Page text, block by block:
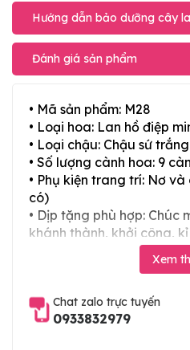
Hướng dẫn bảo dưỡng cây
Đánh giá sản phẩm
• Mã sản phẩm: M28
• Loại hoa: Lan hồ điệp
• Loại chậu: Chậu sứ trắng
• Số lượng cành hoa: 9
• Phụ kiện trang trí: Nơ
có)
• Dịp tặng phù hợp: Chúc
khánh thành, khởi công,
thọ, mừng cưới, tân gia
Xem
Chat zalo trực tuyến
0933832979